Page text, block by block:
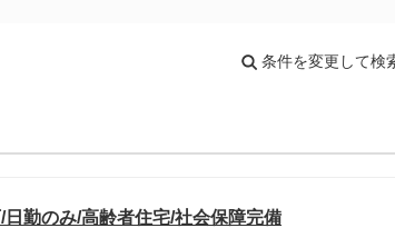
条件を変更して検
勤のみ/高齢者住宅/社会保障完備